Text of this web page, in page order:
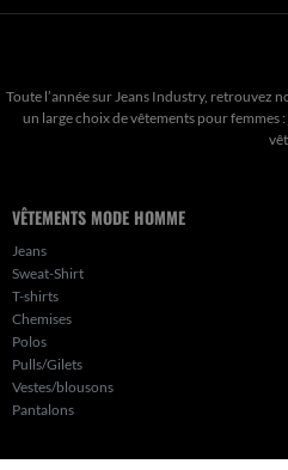
Toute l’année sur Jeans Industry, retrouvez
un large choix de vêtements pour femmes
VÊTEMENTS MODE HOMME
Jeans
Sweat-Shirt
T-shirts
Chemises
Polos
Pulls/Gilets
Vestes/blousons
Pantalons